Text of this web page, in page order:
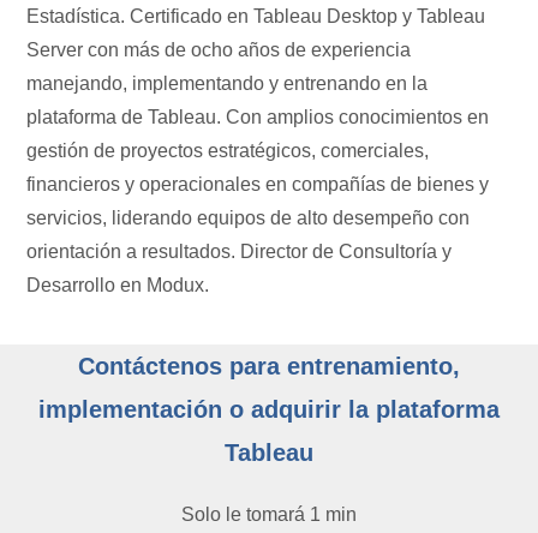
Estadística. Certificado en Tableau Desktop y Tableau
Server con más de ocho años de experiencia
manejando, implementando y entrenando en la
plataforma de Tableau. Con amplios conocimientos en
gestión de proyectos estratégicos, comerciales,
financieros y operacionales en compañías de bienes y
servicios, liderando equipos de alto desempeño con
orientación a resultados. Director de Consultoría y
Desarrollo en Modux.
Contáctenos para entrenamiento,
implementación o adquirir la plataforma
Tableau
Solo le tomará 1 min